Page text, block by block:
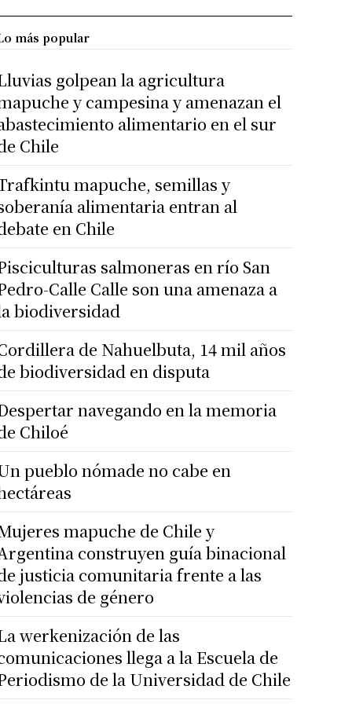
más popular
golpean la agricultura
y campesina y amenazan el
alimentario en el sur
Chile
mapuche, semillas y
alimentaria entran al
en Chile
salmoneras en río San
Calle Calle son una amenaza a
biodiversidad
de Nahuelbuta, 14 mil años
biodiversidad en disputa
navegando en la memoria
Chiloé
pueblo nómade no cabe en
mapuche de Chile y
construyen guía binacional
justicia comunitaria frente a las
de género
werkenización de las
llega a la Escuela de
de la Universidad de Chile